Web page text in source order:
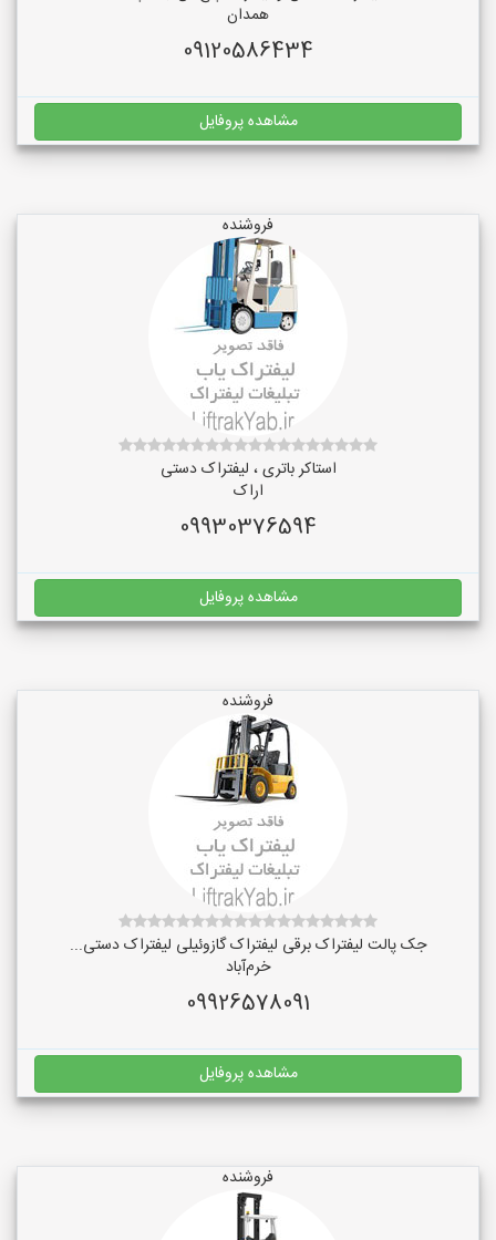
همدان
09120586434
مشاهده پروفایل
فروشنده
استاکر باتری ، لیفتراک دستی
اراک
09930376594
مشاهده پروفایل
فروشنده
جک پالت لیفتراک برقی لیفتراک گازوئیلی لیفتراک دستی...
خرم‌آباد
09926578091
مشاهده پروفایل
فروشنده